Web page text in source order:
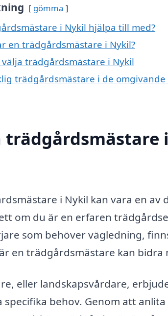
gömma
i Nykil hjälpa till med?
en trädgårdsmästare i Nykil?
trädgårdsmästare i Nykil
trädgårdsmästare i de
i Nykil kan vara en
om du är en erfaren
som behöver vägledning,
en trädgårdsmästare kan bidra
eller landskapsvårdare,
specifika behov. Genom att